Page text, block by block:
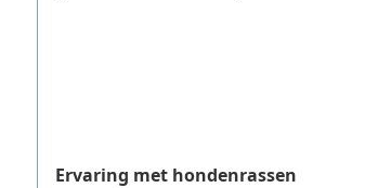
Ervaring met hondenrassen